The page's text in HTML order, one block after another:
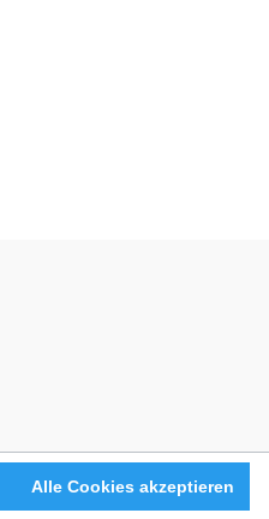
Alle Cookies akzeptieren